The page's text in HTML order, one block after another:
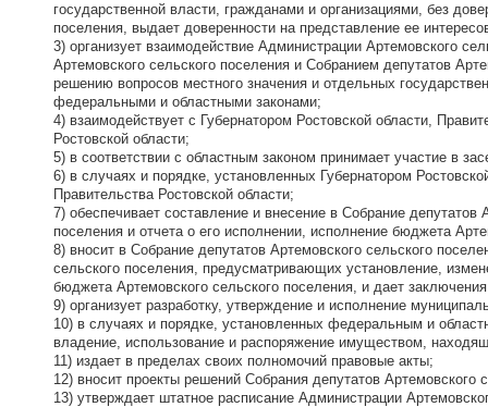
государственной власти, гражданами и организациями, без
поселения, выдает доверенности на представление ее
3) организует взаимодействие Администрации Артемовского
Артемовского сельского поселения и Собранием депутатов
решению вопросов местного значения и отдельных
федеральными и областными законами;
4) взаимодействует с Губернатором Ростовской области,
Ростовской области;
5) в соответствии с областным законом принимает участие в
6) в случаях и порядке, установленных Губернатором
Правительства Ростовской области;
7) обеспечивает составление и внесение в Собрание
поселения и отчета о его исполнении, исполнение бюджета
8) вносит в Собрание депутатов Артемовского сельского
сельского поселения, предусматривающих установление,
бюджета Артемовского сельского поселения, и дает
9) организует разработку, утверждение и исполнение
10) в случаях и порядке, установленных федеральным и
владение, использование и распоряжение имуществом,
11) издает в пределах своих полномочий правовые акты;
12) вносит проекты решений Собрания депутатов Артемовского
13) утверждает штатное расписание Администрации